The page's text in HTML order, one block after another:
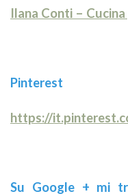
Ilana Conti –
Pinterest
https://
Su Google + mi